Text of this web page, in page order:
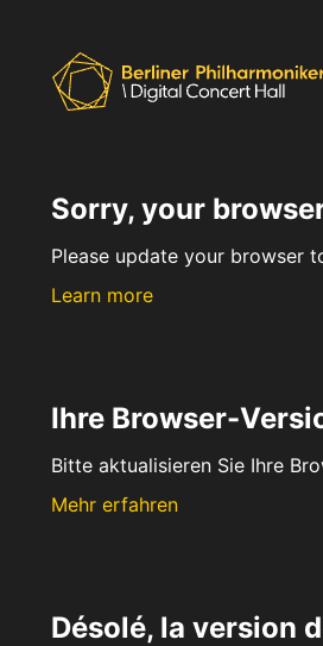
Sorry, your
Please update your browser
Learn more
Ihre Browser-
Bitte aktualisieren Sie Ihre
Mehr erfahren
Désolé, la version